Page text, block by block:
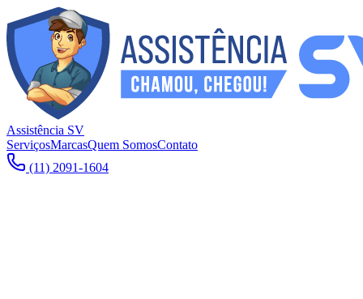
Assistência SV
ServiçosMarcasQuem SomosContato
(11) 2091-1604